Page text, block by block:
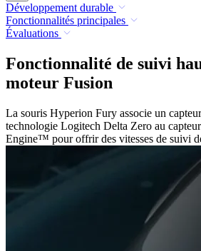
Développement durable
Fonctionnalités principales
Évaluations
Fonctionnalité de suivi
moteur Fusion
La souris Hyperion Fury associe un
technologie Logitech Delta Zero au
Engine™ pour offrir des vitesses de suivi